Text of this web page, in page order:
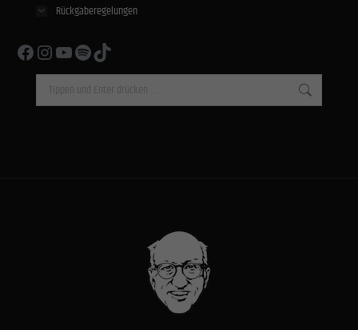
Rückgaberegelungen
Facebook
Instagram
YouTube
Spotify
TikTok